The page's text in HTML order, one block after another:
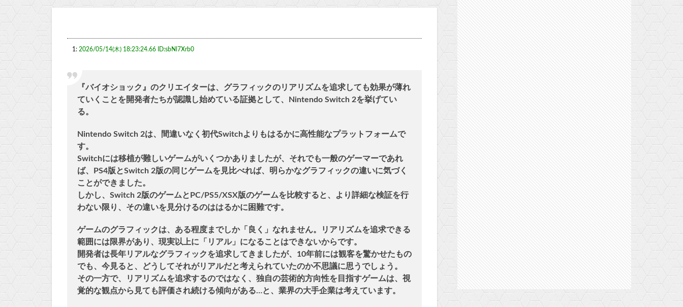
1: 2026/05/14(木) 18:23:24.66 ID:sbNl7Xrb0
『バイオショック』のクリエイターは、グラフィックのリアリズムを追求しても効果が薄れ
ていくことを開発者たちが認識し始めている証拠として、Nintendo Switch 2を挙げてい
る。
Nintendo Switch 2は、間違いなく初代Switchよりもはるかに高性能なプラットフォームで
す。
Switchには移植が難しいゲームがいくつかありましたが、それでも一般のゲーマーであれ
ば、PS4版とSwitch 2版の同じゲームを見比べれば、明らかなグラフィックの違いに気づく
ことができました。
しかし、Switch 2版のゲームとPC/PS5/XSX版のゲームを比較すると、より詳細な検証を行
わない限り、その違いを見分けるのははるかに困難です。
ゲームのグラフィックは、ある程度までしか「良く」なれません。リアリズムを追求できる
範囲には限界があり、現実以上に「リアル」になることはできないからです。
開発者は長年リアルなグラフィックを追求してきましたが、10年前には観客を驚かせたもの
でも、今見ると、どうしてそれがリアルだと考えられていたのか不思議に思うでしょう。
その一方で、リアリズムを追求するのではなく、独自の芸術的方向性を目指すゲームは、視
覚的な観点から見ても評価され続ける傾向がある…と、業界の大手企業は考えています。